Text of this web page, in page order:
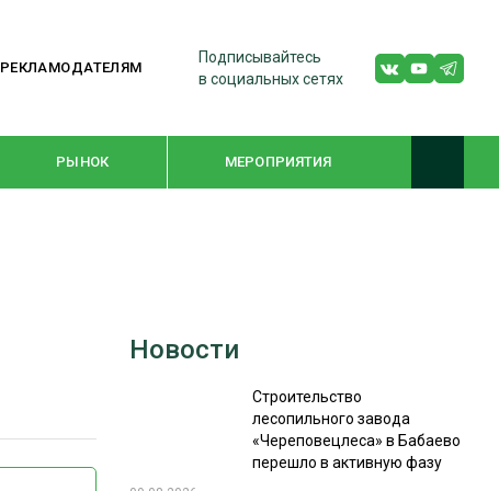
РЕКЛАМОДАТЕЛЯМ
Подписывайтесь
в социальных сетях
РЫНОК МЕРОПРИЯТИЯ
WOODEX-2021
СУШКА ДРЕВЕСИНЫ
Новости
Строительство
лесопильного завода
«Череповецлеса» в Бабаево
перешло в активную фазу